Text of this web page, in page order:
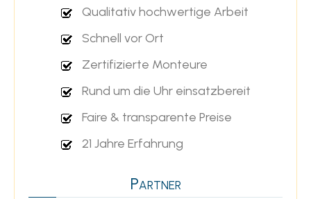
Qualitativ hochwertige Arbeit
Schnell vor Ort
Zertifizierte Monteure
Rund um die Uhr einsatzbereit
Faire & transparente Preise
21 Jahre Erfahrung
Partner